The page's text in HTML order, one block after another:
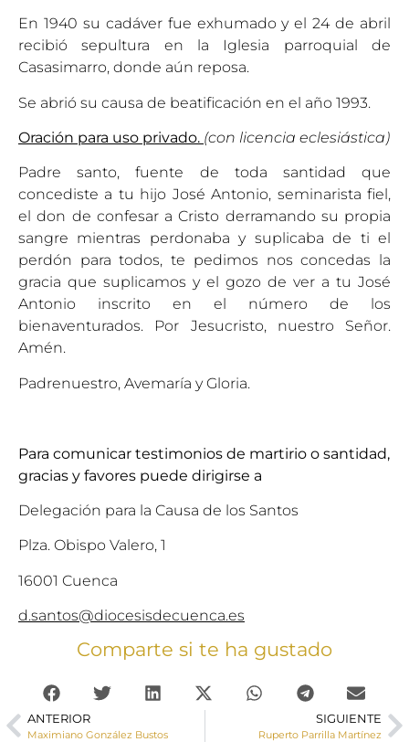
En 1940 su cadáver fue exhumado y el 24 de abril
recibió sepultura en la Iglesia parroquial de
Casasimarro, donde aún reposa.
Se abrió su causa de beatificación en el año 1993.
Oración para uso privado. (con licencia eclesiástica)
Padre santo, fuente de toda santidad que
concediste a tu hijo José Antonio, seminarista fiel,
el don de confesar a Cristo derramando su propia
sangre mientras perdonaba y suplicaba de ti el
perdón para todos, te pedimos nos concedas la
gracia que suplicamos y el gozo de ver a tu José
Antonio inscrito en el número de los
bienaventurados. Por Jesucristo, nuestro Señor.
Amén.
Padrenuestro, Avemaría y Gloria.
Para comunicar testimonios de martirio o santidad,
gracias y favores puede dirigirse a
Delegación para la Causa de los Santos
Plza. Obispo Valero, 1
16001 Cuenca
d.santos@diocesisdecuenca.es
Comparte si te ha gustado
ANTERIOR
Maximiano González Bustos
SIGUIENTE
Ruperto Parrilla Martínez